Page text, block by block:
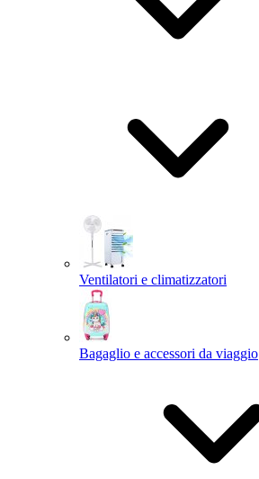
Ventilatori e climatizzatori
Bagaglio e accessori da viaggio